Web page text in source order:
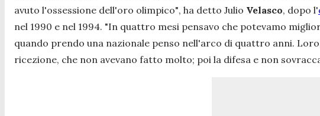
avuto l'ossessione dell'oro olimpico", ha detto Julio Velasco, dopo l'
nel 1990 e nel 1994. "In quattro mesi pensavo che potevamo
quando prendo una nazionale penso nell'arco di quattro anni.
ricezione, che non avevano fatto molto; poi la difesa e non